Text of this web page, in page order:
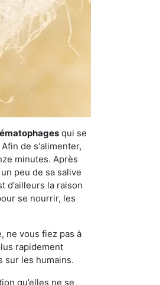
qui se
de s'alimenter,
minutes. Après
peu de sa salive
d’ailleurs la raison
se nourrir, les
ne vous fiez pas à
rapidement
sur les humains.
qu’elles ne se